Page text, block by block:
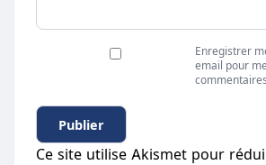
Enregistrer
email pour
Ce site utilise Akismet pour